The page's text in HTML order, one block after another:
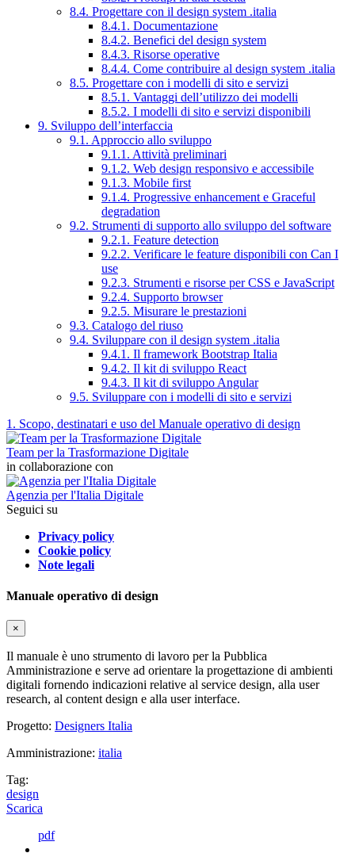
8.4. Progettare con il design system .italia
8.4.1. Documentazione
8.4.2. Benefici del design system
8.4.3. Risorse operative
8.4.4. Come contribuire al design system .italia
8.5. Progettare con i modelli di sito e servizi
8.5.1. Vantaggi dell’utilizzo dei modelli
8.5.2. I modelli di sito e servizi disponibili
9. Sviluppo dell’interfaccia
9.1. Approccio allo sviluppo
9.1.1. Attività preliminari
9.1.2. Web design responsivo e accessibile
9.1.3. Mobile first
9.1.4. Progressive enhancement e Graceful
degradation
9.2. Strumenti di supporto allo sviluppo del software
9.2.1. Feature detection
9.2.2. Verificare le feature disponibili con Can I
use
9.2.3. Strumenti e risorse per CSS e JavaScript
9.2.4. Supporto browser
9.2.5. Misurare le prestazioni
9.3. Catalogo del riuso
9.4. Sviluppare con il design system .italia
9.4.1. Il framework Bootstrap Italia
9.4.2. Il kit di sviluppo React
9.4.3. Il kit di sviluppo Angular
9.5. Sviluppare con i modelli di sito e servizi
1. Scopo, destinatari e uso del Manuale operativo di design
Team per la Trasformazione Digitale
in collaborazione con
Agenzia per l'Italia Digitale
Seguici su
Privacy policy
Cookie policy
Note legali
Manuale operativo di design
×
Il manuale è uno strumento di lavoro per la Pubblica
Amministrazione e serve ad orientare la progettazione di ambienti
digitali fornendo indicazioni relative al service design, alla user
research, al content design e alla user interface.
Progetto: Designers Italia
Amministrazione: italia
Tag:
design
Scarica
pdf